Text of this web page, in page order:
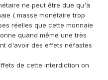
ne peut être due qu'à
( masse monétaire trop
réelles que cette monnaie
quand même une très
d'avoir des effets néfastes
de cette interdiction on